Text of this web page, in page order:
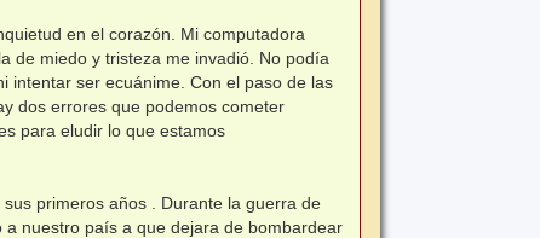
en el corazón. Mi computadora
de miedo y tristeza me invadió. No podía
intentar ser ecuánime. Con el paso de las
dos errores que podemos cometer
para eludir lo que estamos
primeros años . Durante la guerra de
nuestro país a que dejara de bombardear